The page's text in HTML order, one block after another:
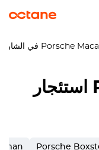
Porsche في
Porsche